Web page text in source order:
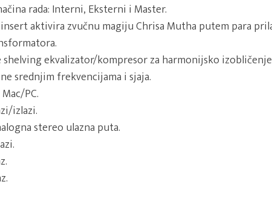
rada: Interni, Eksterni i Master.
insert aktivira zvučnu magiju Chrisa Mutha putem para
shelving ekvalizator/kompresor za harmonijsko
srednjim frekvencijama i sjaja.
PC.
izlazi.
stereo ulazna puta.